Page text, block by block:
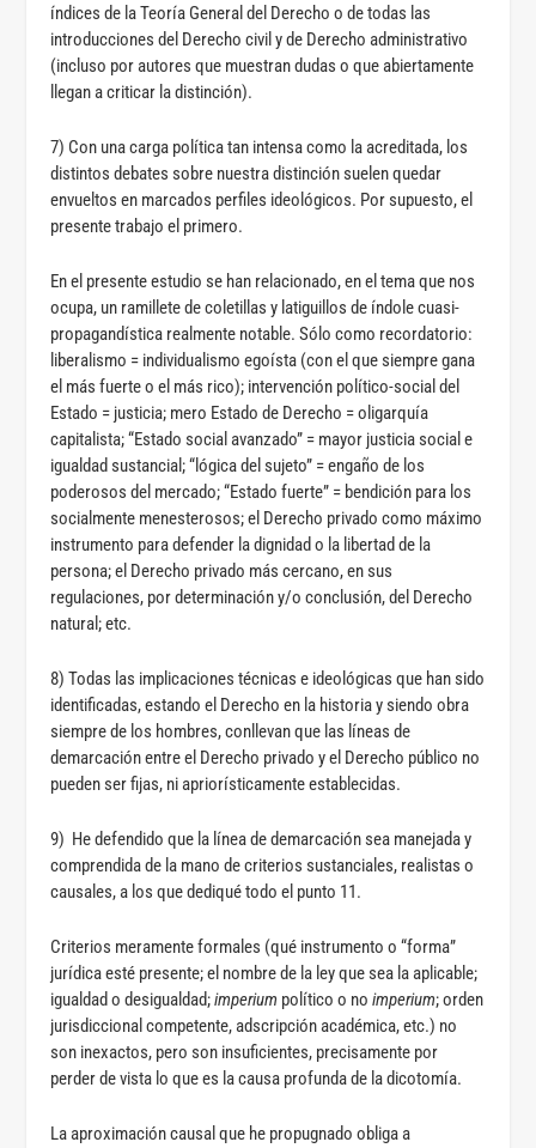
índices de la Teoría General del Derecho o de todas las
introducciones del Derecho civil y de Derecho administrativo
(incluso por autores que muestran dudas o que abiertamente
llegan a criticar la distinción).
7) Con una carga política tan intensa como la acreditada, los
distintos debates sobre nuestra distinción suelen quedar
envueltos en marcados perfiles ideológicos. Por supuesto, el
presente trabajo el primero.
En el presente estudio se han relacionado, en el tema que nos
ocupa, un ramillete de coletillas y latiguillos de índole cuasi-
propagandística realmente notable. Sólo como recordatorio:
liberalismo = individualismo egoísta (con el que siempre gana
el más fuerte o el más rico); intervención político-social del
Estado = justicia; mero Estado de Derecho = oligarquía
capitalista; “Estado social avanzado” = mayor justicia social e
igualdad sustancial; “lógica del sujeto” = engaño de los
poderosos del mercado; “Estado fuerte” = bendición para los
socialmente menesterosos; el Derecho privado como máximo
instrumento para defender la dignidad o la libertad de la
persona; el Derecho privado más cercano, en sus
regulaciones, por determinación y/o conclusión, del Derecho
natural; etc.
8) Todas las implicaciones técnicas e ideológicas que han sido
identificadas, estando el Derecho en la historia y siendo obra
siempre de los hombres, conllevan que las líneas de
demarcación entre el Derecho privado y el Derecho público no
pueden ser fijas, ni apriorísticamente establecidas.
9) He defendido que la línea de demarcación sea manejada y
comprendida de la mano de criterios sustanciales, realistas o
causales, a los que dediqué todo el punto 11.
Criterios meramente formales (qué instrumento o “forma”
jurídica esté presente; el nombre de la ley que sea la aplicable;
igualdad o desigualdad;imperium político o noimperium; orden
jurisdiccional competente, adscripción académica, etc.) no
son inexactos, pero son insuficientes, precisamente por
perder de vista lo que es la causa profunda de la dicotomía.
La aproximación causal que he propugnado obliga a